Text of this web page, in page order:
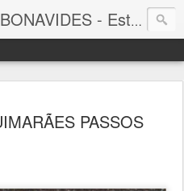
ARQUIVO MARCELO BONAVIDES - Estrelas que nunca se Apagam -
PASSOS